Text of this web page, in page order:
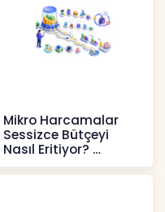
Mikro Harcamalar
Sessizce Bütçeyi
Nasıl Eritiyor?
İçerikler